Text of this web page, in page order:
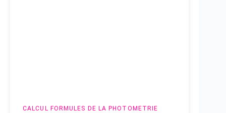
CALCUL FORMULES DE LA PHOTOMETRIE